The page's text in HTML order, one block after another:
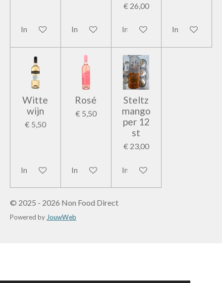
In winkelwagenIn winkelwagen
€ 26,00
In winkelwagenIn
Witte
wijn
€ 5,50
In winkelwagen
Rosé
€ 5,50
In winkelwagen
Steltz
mango
per 12
st
€ 23,00
In winkelwagen
© 2025 - 2026 Non Food Direct
Powered byJouwWeb